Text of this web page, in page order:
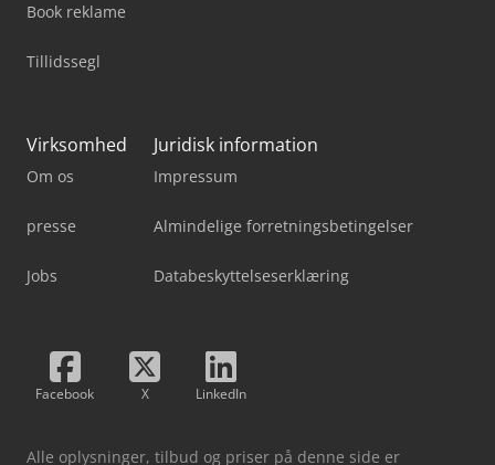
Book reklame
Tillidssegl
Virksomhed
Om os
presse
Jobs
Juridisk information
Impressum
Almindelige forretningsbetingelser
Databeskyttelseserklæring
Facebook X LinkedIn
Alle oplysninger, tilbud og priser på denne side er